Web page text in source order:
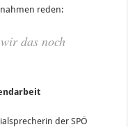
reden:
das noch
der SPÖ